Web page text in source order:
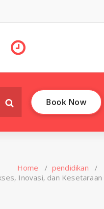
Book Now
Home / pendidikan /
Inovasi, dan Kesetaraan